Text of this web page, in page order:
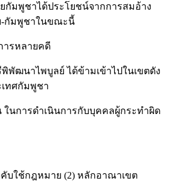
มพูชาได้ประโยชน์จากการสมอ้าง
-กัมพูชาในขณะนี้
ารหลายคดี
พัฒนาไพบูลย์ ได้ข้ามเข้าไปในเขตดัง
ทศกัมพูชา
นการดำเนินการกับบุคคลผู้กระทำผิด
คับใช้กฎหมาย (2) หลักอาณาเขต